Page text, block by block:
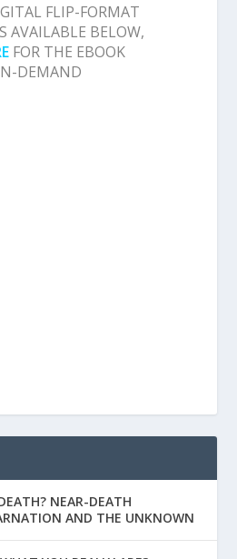
FLIP-FORMAT
AVAILABLE BELOW,
FOR THE EBOOK
DEMAND
NEAR-DEATH
AND THE UNKNOWN